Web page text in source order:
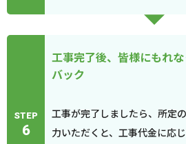
STEP
6
工事完了後、皆様にもれ
バック
工事が完了しましたら、所定
力いただくと、工事代金に応